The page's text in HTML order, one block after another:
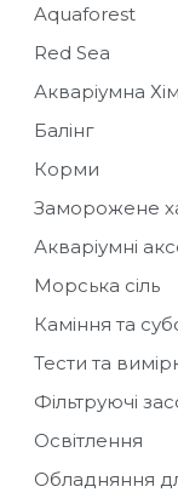
Aquaforest
Red Sea
Акваріумна
Балінг
Корми
Заморожене
Акваріумні
Морська сіль
Каміння та
Тести та
Фільтруючі
Освітлення
Обладняння